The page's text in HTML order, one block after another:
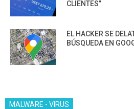
CLIENTES”
EL HACKER SE
BÚSQUEDA EN
MALWARE - VIRUS